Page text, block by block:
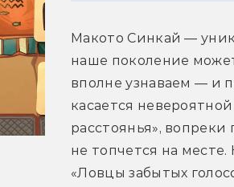
Макото Синкай —
наше поколение
вполне узнаваем — и
касается
расстоянья»,
не топчется на
«Ловцы забытых